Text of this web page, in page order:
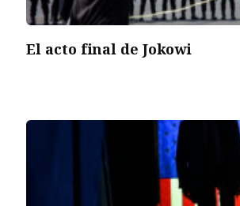
El acto final de Jokowi